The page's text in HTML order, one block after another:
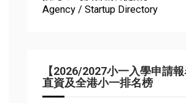
Agency / Startup Directory
【2026/2027小一入學申請
直資及全港小一排名榜